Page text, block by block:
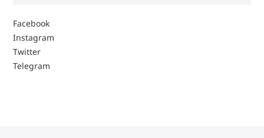
Facebook
Instagram
Twitter
Telegram